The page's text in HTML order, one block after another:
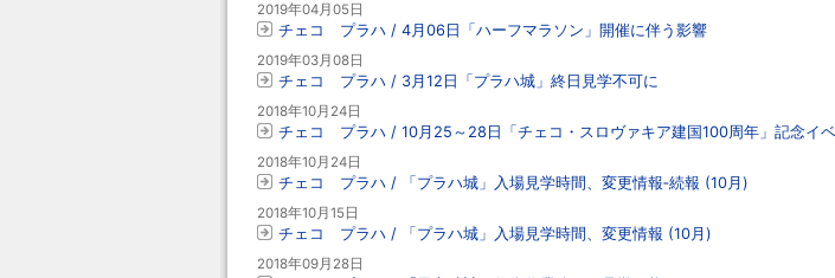
2019年04月05日
チェコ プラハ / 4月06日「ハーフマラソン」開催に伴う影響
2019年03月08日
チェコ プラハ / 3月12日「プラハ城」終日見学不可に
2018年10月24日
チェコ プラハ / 10月25～28日「チェコ・スロヴァキア建国100周年」記念イ
2018年10月24日
チェコ プラハ / 「プラハ城」入場見学時間、変更情報‐続報 (10月)
2018年10月15日
チェコ プラハ / 「プラハ城」入場見学時間、変更情報 (10月)
2018年09月28日